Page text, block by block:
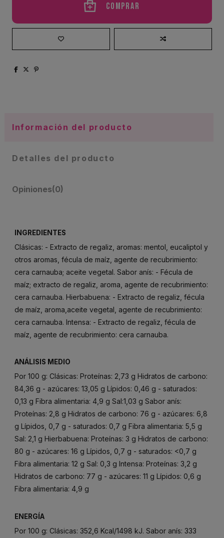
Comprar
Información del producto
Detalles del producto
Opiniones(0)
INGREDIENTES
Clásicas: - Extracto de regaliz, aromas: mentol, eucaliptol y
otros aromas, fécula de maíz, agente de recubrimiento:
cera carnauba; aceite vegetal. Sabor anís: - Fécula de
maíz; extracto de regaliz, aroma, agente de recubrimiento:
cera carnauba. Hierbabuena: - Extracto de regaliz, fécula
de maíz, aroma,aceite vegetal, agente de recubrimiento:
cera carnauba. Intensa: - Extracto de regaliz, fécula de
maíz, agente de recubrimiento: cera carnauba.
ANÁLISIS MEDIO
Por 100 g: Clásicas: Proteínas: 2,73 g Hidratos de carbono:
84,36 g - azúcares: 13,05 g Lípidos: 0,46 g - saturados:
0,13 g Fibra alimentaria: 4,9 g Sal:1,03 g Sabor anís:
Proteínas: 2,8 g Hidratos de carbono: 76 g - azúcares: 6,8
g Lípidos, 0,7 g - saturados: 0,7 g Fibra alimentaria: 5,5 g
Sal: 2,1 g Hierbabuena: Proteínas: 3 g Hidratos de carbono:
80 g - azúcares: 16 g Lípidos, 0,7 g - saturados: <0,7 g
Fibra alimentaria: 12 g Sal: 0,3 g Intensa: Proteínas: 3,2 g
Hidratos de carbono: 77 g - azúcares: 11 g Lípidos: 0,6 g
Fibra alimentaria: 4,9 g
ENERGÍA
Por 100 g: Clásicas: 352,6 Kcal/1498 kJ. Sabor anís: 333